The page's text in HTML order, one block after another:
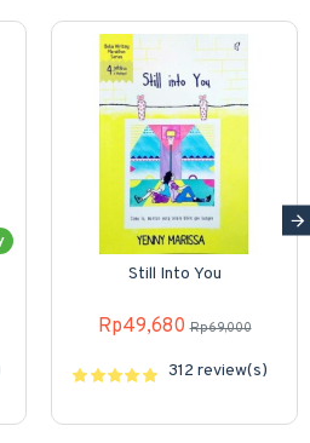
Still Into You
Rp49,680 Rp69,000
312 review(s)